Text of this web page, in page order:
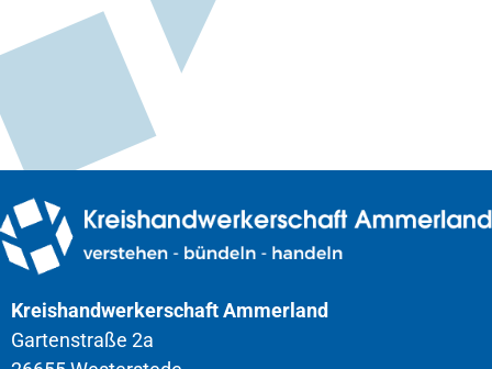
Kreishandwerkerschaft Ammerland
Gartenstraße 2a